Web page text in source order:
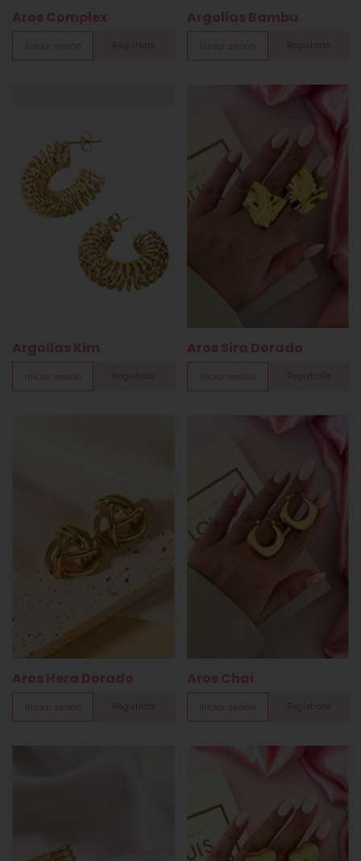
Aros Complex
Iniciar sesión
Argollas Bambu
Iniciar sesión
Argollas Kim
Iniciar sesión
Aros Sira Dorado
Iniciar sesión
Aros Hera Dorado
Iniciar sesión
Aros Chai
Iniciar sesión